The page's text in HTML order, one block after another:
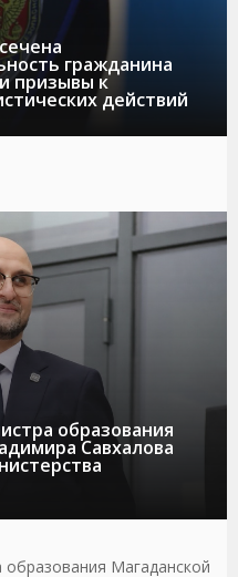
гражданина
призывы к
действий
образования
Савхалова
Магаданской